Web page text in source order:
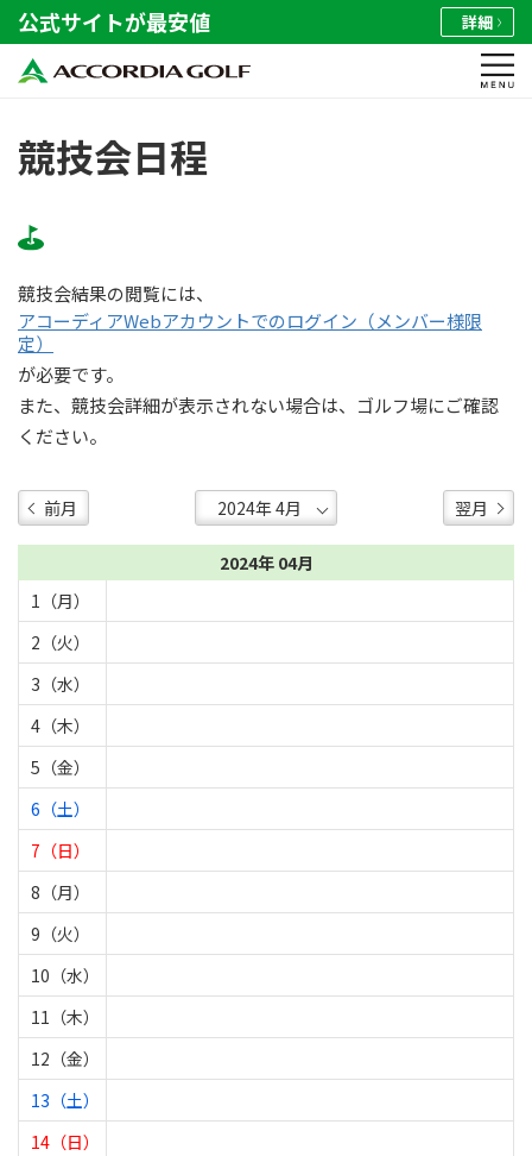
公式サイトが最安値 詳細
競技会日程
競技会結果の閲覧には、
アコーディアWebアカウントでのログイン（メンバー様限
定）
が必要です。
また、競技会詳細が表示されない場合は、ゴルフ場にご確認
ください。
前月 翌月
2024年 04月
1（月）
2（火）
3（水）
4（木）
5（金）
6（土）
7（日）
8（月）
9（火）
10（水）
11（木）
12（金）
13（土）
14（日）